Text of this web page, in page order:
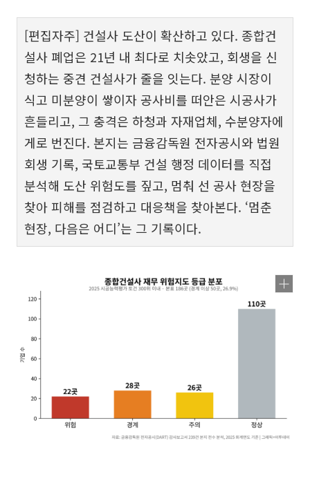
[편집자주] 건설사 도산이 확산하고 있다. 종합건
설사 폐업은 21년 내 최다로 치솟았고, 회생을 신
청하는 중견 건설사가 줄을 잇는다. 분양 시장이
식고 미분양이 쌓이자 공사비를 떠안은 시공사가
흔들리고, 그 충격은 하청과 자재업체, 수분양자에
게로 번진다. 본지는 금융감독원 전자공시와 법원
회생 기록, 국토교통부 건설 행정 데이터를 직접
분석해 도산 위험도를 짚고, 멈춰 선 공사 현장을
찾아 피해를 점검하고 대응책을 찾아본다. ‘멈춘
현장, 다음은 어디’는 그 기록이다.